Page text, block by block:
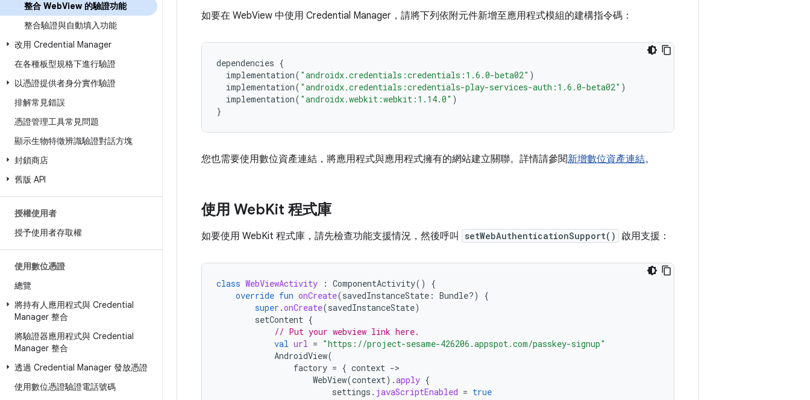
整合 WebView 的驗證功能
整合驗證與自動填入功能
改用 Credential Manager
在各種板型規格下進行驗證
以憑證提供者身分實作驗證
排解常見錯誤
憑證管理工具常見問題
顯示生物特徵辨識驗證對話方塊
封鎖商店
舊版 API
授權使用者
授予使用者存取權
使用數位憑證
總覽
將持有人應用程式與 Credential
Manager 整合
將驗證器應用程式與 Credential
Manager 整合
透過 Credential Manager 發放憑證
使用數位憑證驗證電話號碼
如要在 WebView 中使用 Credential Manager，請將下列依附元件新增至應用程式模組的建構指令碼：
dependencies {
implementation( "androidx.credentials:credentials:1.6.0-beta02" )
implementation( "androidx.credentials:credentials-play-services-auth:1.6.0-beta02" )
implementation( "androidx.webkit:webkit:1.14.0" )
}
您也需要使用數位資產連結，將應用程式與應用程式擁有的網站建立關聯。詳情請參閱新增數位資產連結。
使用 WebKit 程式庫
如要使用 WebKit 程式庫，請先檢查功能支援情況，然後呼叫 setWebAuthenticationSupport() 啟用支援：
class WebViewActivity : ComponentActivity()
{
override fun onCreate(savedInstanceState : Bundle?)
{
super .onCreate(savedInstanceState)
setContent {
// Put your webview link here.
val url = "https://project-sesame-426206.appspot.com/passkey-signup"
AndroidView(
factory = { context -
WebView(context).apply {
settings . javaScriptEnabled = true